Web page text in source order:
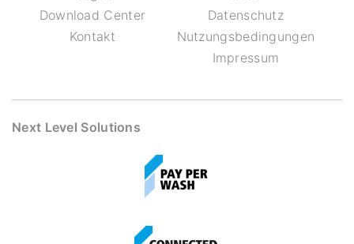
Download Center
Kontakt
Datenschutz
Nutzungsbedingungen
Impressum
Next Level Solutions